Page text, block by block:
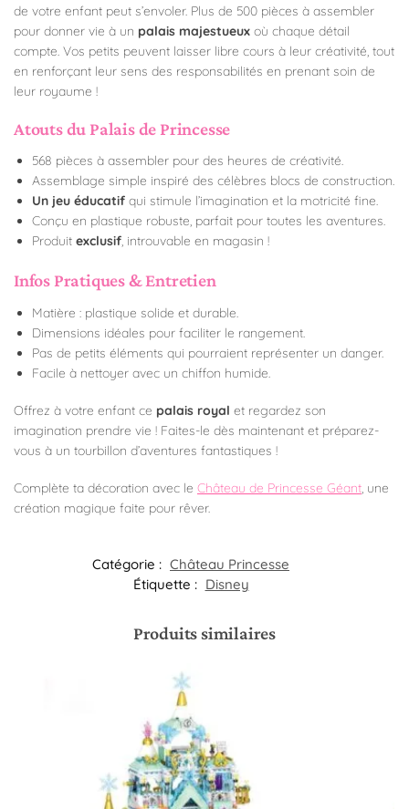
de votre enfant peut s’envoler. Plus de 500 pièces à assembler
pour donner vie à un palais majestueux où chaque détail
compte. Vos petits peuvent laisser libre cours à leur créativité, tout
en renforçant leur sens des responsabilités en prenant soin de
leur royaume !
Atouts du Palais de Princesse
568 pièces à assembler pour des heures de créativité.
Assemblage simple inspiré des célèbres blocs de construction.
Un jeu éducatif qui stimule l’imagination et la motricité fine.
Conçu en plastique robuste, parfait pour toutes les aventures.
Produit exclusif, introuvable en magasin !
Infos Pratiques & Entretien
Matière : plastique solide et durable.
Dimensions idéales pour faciliter le rangement.
Pas de petits éléments qui pourraient représenter un danger.
Facile à nettoyer avec un chiffon humide.
Offrez à votre enfant ce palais royal et regardez son
imagination prendre vie ! Faites-le dès maintenant et préparez-
vous à un tourbillon d’aventures fantastiques !
Complète ta décoration avec le Château de Princesse Géant , une
création magique faite pour rêver.
Catégorie : Château Princesse
Étiquette : Disney
Produits similaires